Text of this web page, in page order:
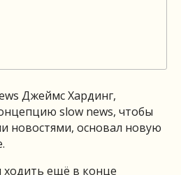
Джеймс Хардинг,
slow news, чтобы
новостями, основал новую
ходить ещё в конце